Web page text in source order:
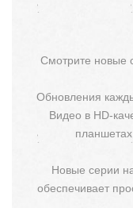
Смотрите новые
Обновления
Видео в HD-
Новые серии
обеспечивает